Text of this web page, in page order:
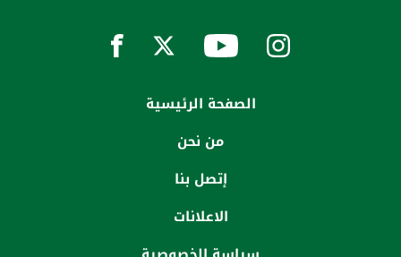
الصفحة الرئيسية
من نحن
إتصل بنا
الاعلانات